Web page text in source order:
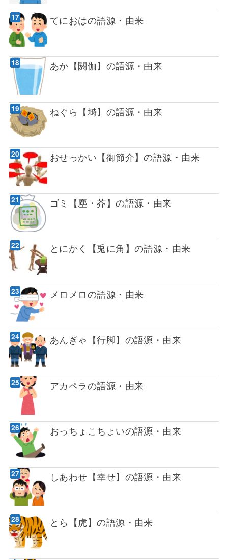
てにおはの語源・由来
あか【閼伽】の語源・由来
ねぐら【塒】の語源・由来
おせっかい【御節介】の語源・由来
ゴミ【塵・芥】の語源・由来
とにかく【兎に角】の語源・由来
メロメロの語源・由来
あんぎゃ【行脚】の語源・由来
アカペラの語源・由来
おっちょこちょいの語源・由来
しあわせ【幸せ】の語源・由来
とら【虎】の語源・由来